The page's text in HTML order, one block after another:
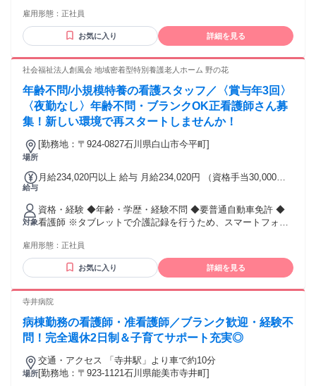
雇用形態： 正社員
お気に入り 詳細を見る
社会福祉法人創風会 地域密着型特別養護老人ホーム 野の花
年齢不問/小規模特養の看護スタッフ／〈賞与年3回〉
〈夜勤なし〉年齢不問・ブランクOK正看護師さん募
集！新しい環境で再スタートしませんか！
場所
[勤務地：〒924-0827石川県白山市今平町]
給与
月給234,020円以上 給与 月給234,020円 （資格手当30,000円
ール手当：1回あたり2,000円（回数相談可） ※住宅手当：0～
10,000円（世帯主のみ）
対象
資格・経験 ◆年齢・学歴・経験不問 ◆要普通自動車免許 ◆
看護師 ※タブレットで介護記録を行うため、スマートフォン
ます。
雇用形態： 正社員
お気に入り 詳細を見る
寺井病院
病棟勤務の看護師・准看護師／ブランク歓迎・経験不
問！完全週休2日制＆子育てサポート充実◎
場所
交通・アクセス 「寺井駅」より車で約10分
[勤務地：〒923-1121石川県能美市寺井町]